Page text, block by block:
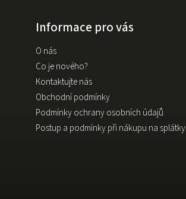
Informace pro vás
O nás
Co je nového?
Kontaktujte nás
Obchodní podmínky
Podmínky ochrany osobních údajů
Postup a podmínky při nákupu na splátky